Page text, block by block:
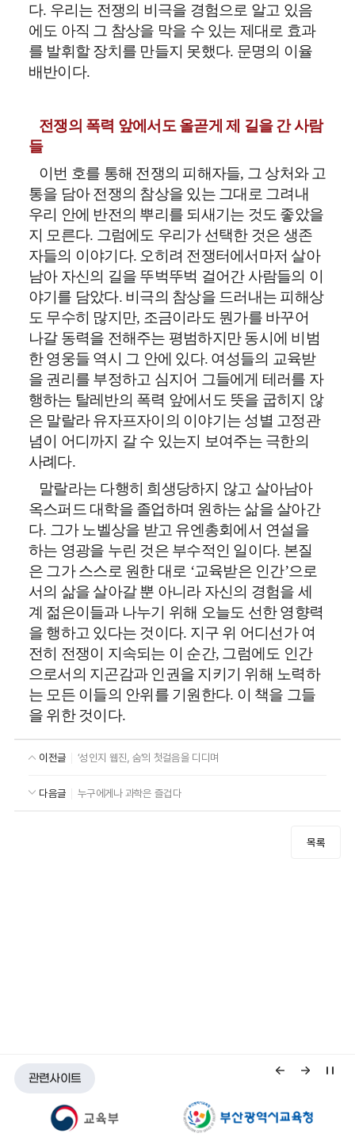
다. 우리는 전쟁의 비극을 경험으로 알고 있음
에도 아직 그 참상을 막을 수 있는 제대로 효과
를 발휘할 장치를 만들지 못했다. 문명의 이율
배반이다.
전쟁의 폭력 앞에서도 올곧게 제 길을 간 사람
들
이번 호를 통해 전쟁의 피해자들, 그 상처와 고
통을 담아 전쟁의 참상을 있는 그대로 그려내
우리 안에 반전의 뿌리를 되새기는 것도 좋았을
지 모른다. 그럼에도 우리가 선택한 것은 생존
자들의 이야기다. 오히려 전쟁터에서마저 살아
남아 자신의 길을 뚜벅뚜벅 걸어간 사람들의 이
야기를 담았다. 비극의 참상을 드러내는 피해상
도 무수히 많지만, 조금이라도 뭔가를 바꾸어
나갈 동력을 전해주는 평범하지만 동시에 비범
한 영웅들 역시 그 안에 있다. 여성들의 교육받
을 권리를 부정하고 심지어 그들에게 테러를 자
행하는 탈레반의 폭력 앞에서도 뜻을 굽히지 않
은 말랄라 유자프자이의 이야기는 성별 고정관
념이 어디까지 갈 수 있는지 보여주는 극한의
사례다.
말랄라는 다행히 희생당하지 않고 살아남아
옥스퍼드 대학을 졸업하며 원하는 삶을 살아간
다. 그가 노벨상을 받고 유엔총회에서 연설을
하는 영광을 누린 것은 부수적인 일이다. 본질
은 그가 스스로 원한 대로 ‘교육받은 인간’으로
서의 삶을 살아갈 뿐 아니라 자신의 경험을 세
계 젊은이들과 나누기 위해 오늘도 선한 영향력
을 행하고 있다는 것이다. 지구 위 어디선가 여
전히 전쟁이 지속되는 이 순간, 그럼에도 인간
으로서의 지곤감과 인권을 지키기 위해 노력하
는 모든 이들의 안위를 기원한다. 이 책을 그들
을 위한 것이다.
이전글 ‘성인지 웹진, 숨’의 첫걸음을 디디며
다음글 누구에게나 과학은 즐겁다
목록
관련사이트